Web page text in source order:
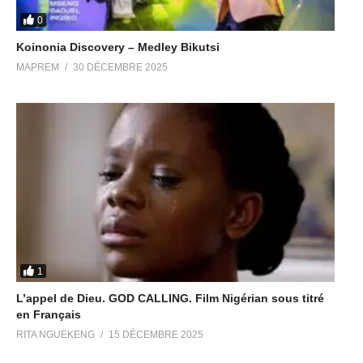
Il est…
Paroliers : Dena Muwayi Mwanakitata
(Visited 32 times, 1 visits today)
0
Koinonia Discovery – Medley Bikutsi
MAPREM 30 DÉCEMBRE 2025
1
L’appel de Dieu. GOD CALLING. Film Nigérian sous titré
en Français
RITA NGUEKENG 15 DÉCEMBRE 2025